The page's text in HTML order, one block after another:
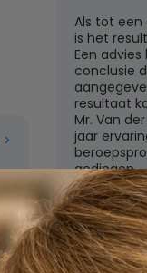
Als tot
is het
Een
conclusie
resultaat
Mr. Van
jaar
gedingen.
Juridisch
van der
6881 WN